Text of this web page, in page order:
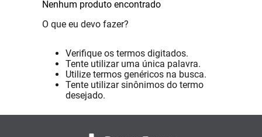
Nenhum produto encontrado
O que eu devo fazer?
Verifique os termos digitados.
Tente utilizar uma única palavra.
Utilize termos genéricos na busca.
Tente utilizar sinônimos do termo
desejado.
Fralda G
Desodorante
Absorvente
Pampers Confort Sec
Lavitan